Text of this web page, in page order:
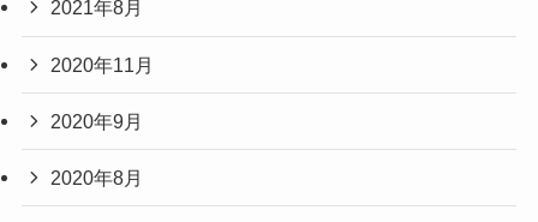
2021年8月
2020年11月
2020年9月
2020年8月